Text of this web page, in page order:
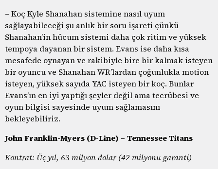
– Koç Kyle Shanahan sistemine nasıl uyum
sağlayabileceği şu anlık bir soru işareti çünkü
Shanahan’in hücum sistemi daha çok ritim ve yüksek
tempoya dayanan bir sistem. Evans ise daha kısa
mesafede oynayan ve rakibiyle bire bir kalmak isteyen
bir oyuncu ve Shanahan WR’lardan çoğunlukla motion
isteyen, yüksek sayıda YAC isteyen bir koç. Bunlar
Evans’ın en iyi yaptığı şeyler değil ama tecrübesi ve
oyun bilgisi sayesinde uyum sağlamasını
bekleyebiliriz.
John Franklin-Myers (D-Line) – Tennessee Titans
Kontrat: Üç yıl, 63 milyon dolar (42 milyonu garanti)